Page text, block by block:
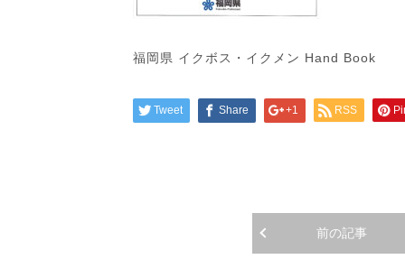
福岡県 イクボス・イクメン Hand Book
Tweet Share +1 RSS
前の記事